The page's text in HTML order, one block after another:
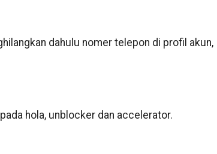
dahulu nomer telepon di profil akun,
hola, unblocker dan accelerator.